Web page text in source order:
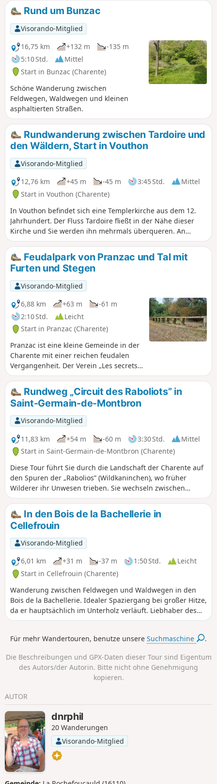
Rund um Bunzac
Visorando-Mitglied
16,75 km
+132 m
-135 m
5:10 Std.
Mittel
Start in Bunzac (Charente)
Schöne Wanderung zwischen
Feldwegen, Waldwegen und kleinen
asphaltierten Straßen.
Rundwanderung zwischen Tardoire und
den Wäldern, Start in Vouthon
Visorando-Mitglied
12,76 km
+45 m -45 m 3:45 Std.
Mittel
Start in Vouthon (Charente)
In Vouthon befindet sich eine Templerkirche aus dem 12.
Jahrhundert. Der Fluss Tardoire fließt in der Nähe dieser
Kirche und Sie werden ihn mehrmals überqueren. An
einigen Stellen werden Sie auf dem Gleisbett einer
ehemaligen Eisenbahnstrecke wandern. Diese Wanderung
bringt Ihnen Geschichte und Natur näher.
Feudalpark von Pranzac und Tal mit
Furten und Stegen
Visorando-Mitglied
6,88 km
+63 m
-61 m
2:10 Std.
Leicht
Start in Pranzac (Charente)
Pranzac ist eine kleine Gemeinde in der
Charente mit einer reichen feudalen
Vergangenheit. Der Verein „Les secrets
de Pranzac” beteiligt sich am teilweisen
Wiederaufbau des Schlosses der Grafen
von Cars.Unser Spaziergang führt uns
zunächst um den ehemaligen
Schlosspark herum und dann weiter
entlang des Tals über Furten und Stege.
Rundweg „Circuit des Raboliots” in
Saint-Germain-de-Montbron
Visorando-Mitglied
11,83 km
+54 m -60 m 3:30 Std.
Mittel
Start in Saint-Germain-de-Montbron (Charente)
Diese Tour führt Sie durch die Landschaft der Charente auf
den Spuren der „Rabolios” (Wildkaninchen), wo früher
Wilderer ihr Unwesen trieben. Sie wechseln zwischen
Unterholzpassagen und Wegen, die an Ackerflächen oder
Wiesen entlangführen.
In den Bois de la Bachellerie in
Cellefrouin
Visorando-Mitglied
6,01 km
+31 m -37 m 1:50 Std.
Leicht
Start in Cellefrouin (Charente)
Wanderung zwischen Feldwegen und Waldwegen in den
Bois de la Bachellerie. Idealer Spaziergang bei großer Hitze,
da er hauptsächlich im Unterholz verläuft. Liebhaber des
Nacktwanderns werden begeistert sein.
Für mehr Wandertouren, benutze unsereSuchmaschine .
Die Beschreibungen und GPX-Daten dieser Tour sind Eigentum
des Autors/der Autorin. Bitte nicht ohne Genehmigung
kopieren.
AUTOR
dnrphil
20 Wanderungen
Visorando-Mitglied